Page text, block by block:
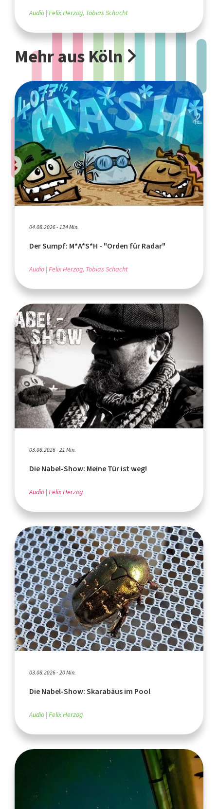
Audio Felix Herzog, Tobias Schacht
Mehr aus Köln
04.08.2026 - 124 Min.
Der Sumpf: M*A*S*H - "Orden für Radar"
Audio Felix Herzog, Tobias Schacht
03.08.2026 - 21 Min.
Die Nabel-Show: Meine Tür ist weg!
Audio Felix Herzog
03.08.2026 - 20 Min.
Die Nabel-Show: Skarabäus im Pool
Audio Felix Herzog